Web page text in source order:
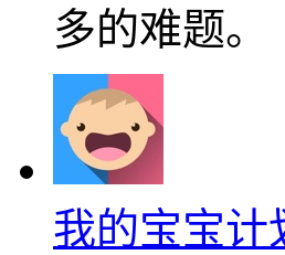
多的难题。
我的宝宝计